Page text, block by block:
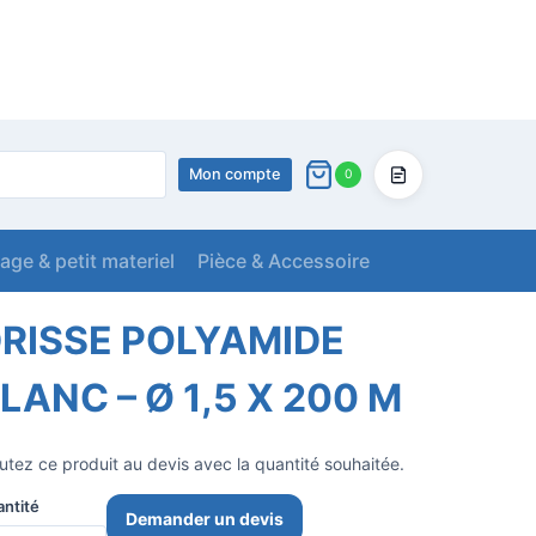
Mon compte 0
Devis
& petit materiel Pièce & Accessoire
M
POLYAMIDE
– Ø 1,5 X 200 M
ce produit au devis avec la quantité souhaitée.
Demander un devis